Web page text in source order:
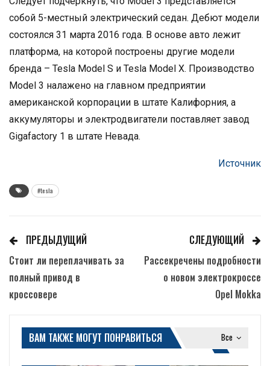
собой 5-местный электрический седан. Дебют модели
состоялся 31 марта 2016 года. В основе авто лежит
платформа, на которой построены другие модели
бренда – Tesla Model S и Tesla Model X. Производство
Model 3 налажено на главном предприятии
американской корпорации в штате Калифорния, а
аккумуляторы и электродвигатели поставляет завод
Gigafactory 1 в штате Невада.
Источник
#tesla
ПРЕДЫДУЩИЙ
Стоит ли переплачивать за
полный привод в
кроссовере
СЛЕДУЮЩИЙ
Рассекречены подробности
о новом электрокроссе
Opel Mokka
Все
ВАМ ТАКЖЕ МОГУТ ПОНРАВИТЬСЯ